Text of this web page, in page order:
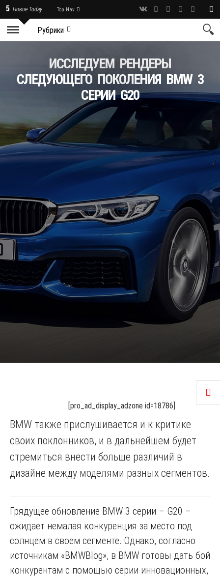
5 Новое Today Top Nav
Рубрики
ИССЛЕДУЕМ РЕНДЕРЫ
СЛЕДУЮЩЕГО ПОКОЛЕНИЯ BMW 3
СЕРИИ G20
[pro_ad_display_adzone id=18786]
BMW также прислушивается и к критике
своих поклонников, и в дальнейшем будет
стремиться внести больше различий в
дизайне между моделями разных сегментов.
Грядущее обновление BMW 3 серии – G20 –
ожидает немалая конкуренция за место под
солнцем в своём сегменте. Однако, согласно
источникам «BMWBlog», в BMW готовы дать бой
конкурентам с помощью серии инновационных,